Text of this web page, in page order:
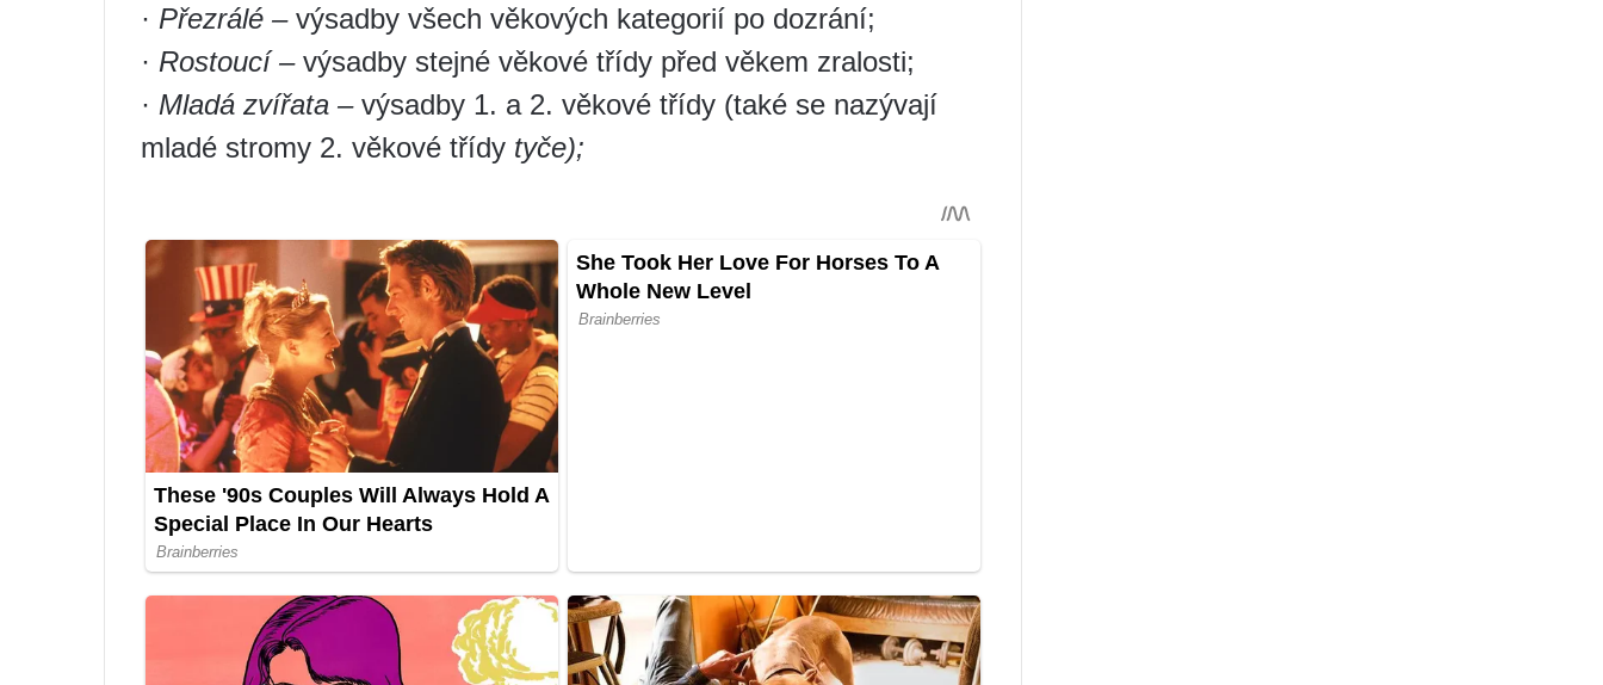
· Přezrálé –výsadby všech věkových kategorií po dozrání;
· Rostoucí –výsadby stejné věkové třídy před věkem zralosti;
· Mladá zvířata –výsadby 1. a 2. věkové třídy (také se nazývají
mladé stromy 2. věkové třídy tyče);